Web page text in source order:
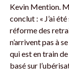
Kevin Mention.
conclut : « J’ai
réforme des
n’arrivent pas à
qui est en train
basé sur